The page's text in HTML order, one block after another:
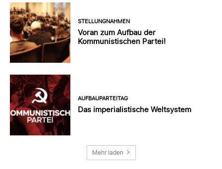
STELLUNGNAHMEN
Voran zum Aufbau der
Kommunistischen Partei!
AUFBAUPARTEITAG
Das imperialistische Weltsystem
Mehr laden